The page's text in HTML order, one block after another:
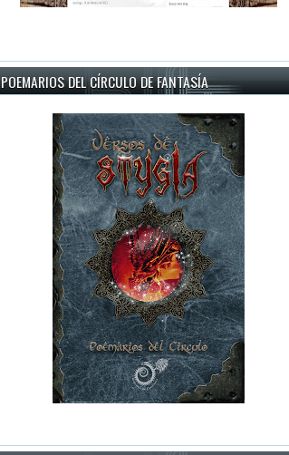
POEMARIOS DEL CÍRCULO DE FANTASÍA